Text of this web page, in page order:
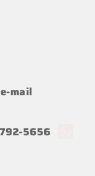
mail
5656